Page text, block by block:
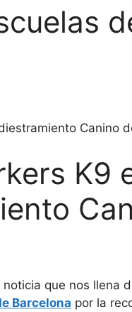
K9
que nos llena
Barcelona por la